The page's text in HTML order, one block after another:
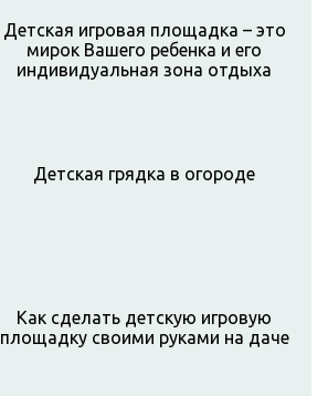
Детская игровая площадка – это
мирок Вашего ребенка и его
индивидуальная зона отдыха
Детская грядка в огороде
Как сделать детскую игровую
площадку своими руками на даче